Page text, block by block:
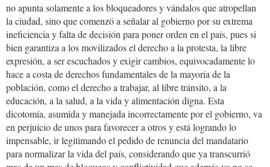
no apunta solamente a los bloqueadores y vándalos que atropellan
la ciudad, sino que comenzó a señalar al gobierno por su extrema
ineficiencia y falta de decisión para poner orden en el país, pues si
bien garantiza a los movilizados el derecho a la protesta, la libre
expresión, a ser escuchados y exigir cambios, equivocadamente lo
hace a costa de derechos fundamentales de la mayoría de la
población, como el derecho a trabajar, al libre tránsito, a la
educación, a la salud, a la vida y alimentación digna. Esta
dicotomía, asumida y manejada incorrectamente por el gobierno, va
en perjuicio de unos para favorecer a otros y está logrando lo
impensable, ir legitimando el pedido de renuncia del mandatario
para normalizar la vida del país, considerando que ya transcurrió